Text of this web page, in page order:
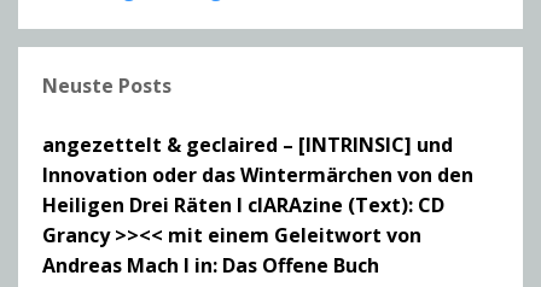
Neuste Posts
angezettelt & geclaired – [INTRINSIC] und
Innovation oder das Wintermärchen von den
Heiligen Drei Räten I clARAzine (Text): CD
Grancy >><< mit einem Geleitwort von
Andreas Mach I in: Das Offene Buch